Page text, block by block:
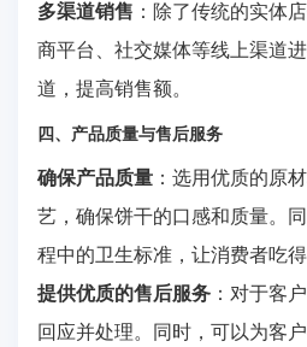
多渠道销售 ：除了传统的实体
商平台、社交媒体等线上渠道
道，提高销售额。
四、产品质量与售后服务
确保产品质量 ：选用优质的原
艺，确保饼干的口感和质量。
程中的卫生标准，让消费者吃得
提供优质的售后服务 ：对于客
回应并处理。同时，可以为客